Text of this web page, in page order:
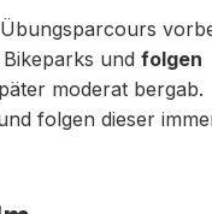
und folgen
moderat bergab.
folgen dieser